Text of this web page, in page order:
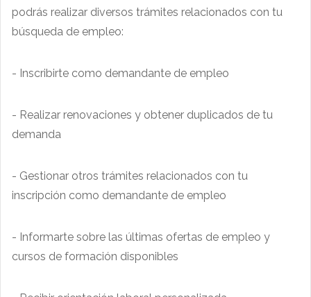
podrás realizar diversos trámites relacionados con tu
búsqueda de empleo:
- Inscribirte como demandante de empleo
- Realizar renovaciones y obtener duplicados de tu
demanda
- Gestionar otros trámites relacionados con tu
inscripción como demandante de empleo
- Informarte sobre las últimas ofertas de empleo y
cursos de formación disponibles